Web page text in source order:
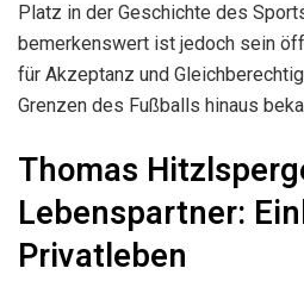
Platz in der Geschichte des
bemerkenswert ist jedoch sein
für Akzeptanz und
Grenzen des Fußballs hinaus
Thomas
Lebenspartner:
Privatleben